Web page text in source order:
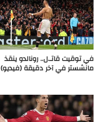
في توقيت قاتـ.ل.. رونالدو ينقذ
مانشستر في آخر دقيقة (فيديو)